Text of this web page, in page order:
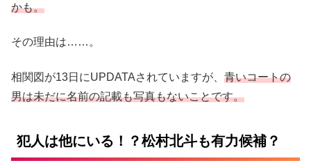
かも。
その理由は……。
相関図が13日にUPDATAされていますが、 青いコートの
男は未だに名前の記載も写真もないことです。
犯人は他にいる！？松村北斗も有力候補？